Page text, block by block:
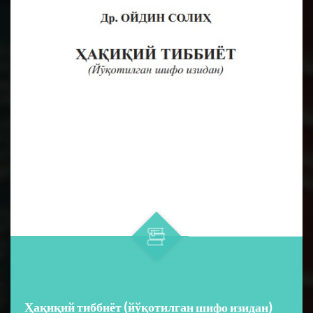
Ҳақиқий тиббиёт (йўқотилган шифо изидан)